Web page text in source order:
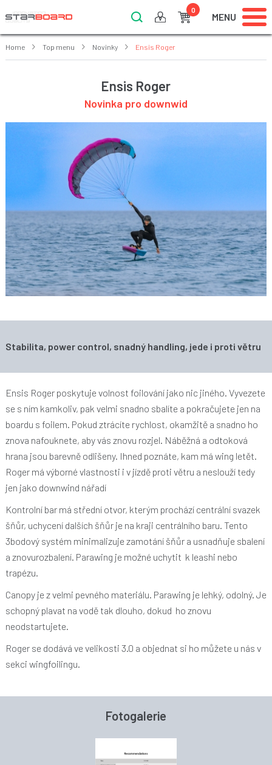
MENU
0
Home Top menu Novinky Ensis Roger
Ensis Roger
Novinka pro downwid
Stabilita, power control, snadný handling, jede i proti větru
Ensis Roger poskytuje volnost foilování jako nic jiného. Vyvezete
se s ním kamkoliv, pak velmi snadno sbalíte a pokračujete jen na
boardu s foilem. Pokud ztrácíte rychlost, okamžitě a snadno ho
znova nafouknete, aby vás znovu rozjel. Náběžná a odtoková
hrana jsou barevně odlišeny. Ihned poznáte, kam má wing letět.
Roger má výborné vlastnosti i v jízdě proti větru a neslouží tedy
jen jako downwind nářadí
Kontrolní bar má střední otvor, kterým prochází centrální svazek
šňůr, uchycení dalších šňůr je na kraji centrálního baru. Tento
3bodový systém minimalizuje zamotání šňůr a usnadňuje sbalení
a znovurozbalení. Parawing je možné uchytit k leashi nebo
trapézu.
Canopy je z velmi pevného materiálu. Parawing je lehký, odolný. Je
schopný plavat na vodě tak dlouho, dokud ho znovu
neodstartujete.
Roger se dodává ve velikosti 3.0 a objednat si ho můžete u nás v
sekci wingfoilingu.
Fotogalerie